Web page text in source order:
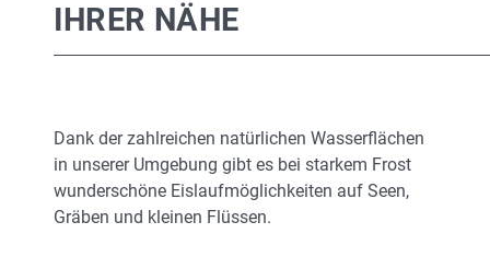
IHRER NÄHE
Dank der zahlreichen natürlichen Wasserflächen
in unserer Umgebung gibt es bei starkem Frost
wunderschöne Eislaufmöglichkeiten auf Seen,
Gräben und kleinen Flüssen.